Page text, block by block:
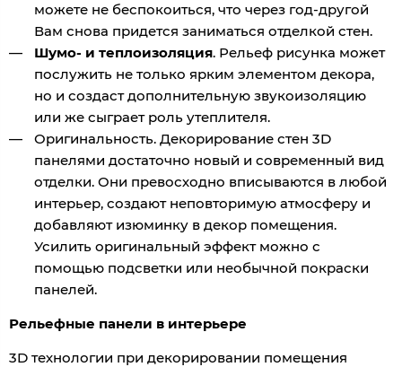
можете не беспокоиться, что через год-другой
Вам снова придется заниматься отделкой стен.
Шумо- и теплоизоляция. Рельеф рисунка может
послужить не только ярким элементом декора,
но и создаст дополнительную звукоизоляцию
или же сыграет роль утеплителя.
Оригинальность. Декорирование стен 3D
панелями достаточно новый и современный вид
отделки. Они превосходно вписываются в любой
интерьер, создают неповторимую атмосферу и
добавляют изюминку в декор помещения.
Усилить оригинальный эффект можно с
помощью подсветки или необычной покраски
панелей.
Рельефные панели в интерьере
3D технологии при декорировании помещения